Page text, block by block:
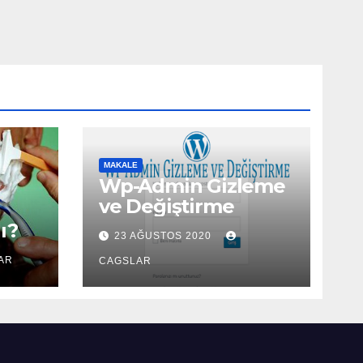
MAKALE
Wp-Admin Gizleme
ve Değiştirme
23 AĞUSTOS 2020
CAGSLAR